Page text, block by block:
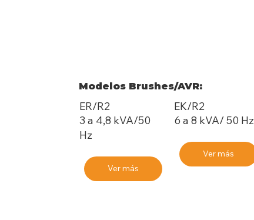
Modelos Brushes/AVR:
ER/R2
3 a 4,8 kVA/50
Hz
Ver más
EK/R2
6 a 8 kVA/ 50 Hz
Ver más